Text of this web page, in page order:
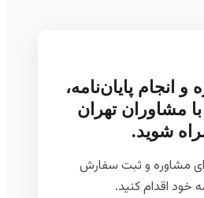
انجام پایان‌نامه،
مشاوران تهران
شوید.
مشاوره و ثبت سفارش
خود اقدام کنید.